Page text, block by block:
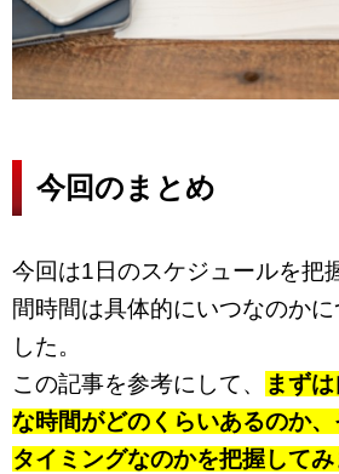
今回のまとめ
今回は1日のスケジュールを把
間時間は具体的にいつなのか
した。
この記事を参考にして、
まず
な時間がどのくらいあるのか
タイミングなのかを把握してみ